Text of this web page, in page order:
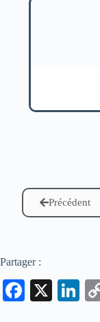
Précédent
Partager :
Fa
X
Li